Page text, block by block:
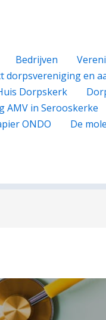
Bedrijven
dorpsvereniging en
Dorpskerk
AMV in Serooskerke
ONDO
De